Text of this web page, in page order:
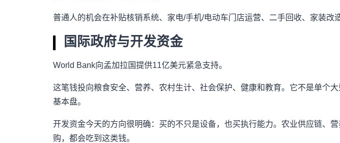
普通人的机会在补贴核销系统、家电/手机/电动车门店运营、二手回收、家装改
国际政府与开发资金
World Bank向孟加拉国提供11亿美元紧急支持。
这笔钱投向粮食安全、营养、农村生计、社会保护、健康和教育。它不是单个
基本盘。
开发资金今天的方向很明确：买的不只是设备，也买执行能力。农业供应链、
购，都会吃到这类钱。